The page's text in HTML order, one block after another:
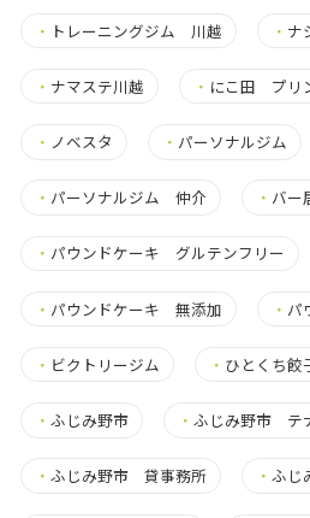
・ トレーニングジム 川越 ・ ナ
・ ナマステ川越 ・ にこ田 プ
・ ノベスタ ・ パーソナルジム
・ パーソナルジム 仲介 ・ バー
・ パウンドケーキ グルテンフリー
・ パウンドケーキ 無添加 ・ パ
・ ビクトリージム ・ ひとくち餃
・ ふじみ野市 ・ふじみ野市 テ
・ ふじみ野市 貸事務所 ・ふじ